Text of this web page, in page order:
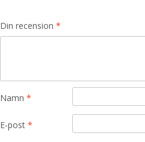
Din recension *
Namn *
E-post *